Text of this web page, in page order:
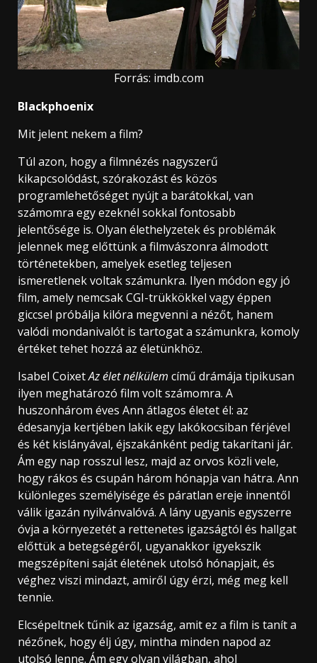
Forrás: imdb.com
Blackphoenix
Mit jelent nekem a film?
Túl azon, hogy a filmnézés nagyszerű
kikapcsolódást, szórakozást és közös
programlehetőséget nyújt a barátokkal, van
számomra egy ezeknél sokkal fontosabb
jelentősége is. Olyan élethelyzetek és problémák
jelennek meg előttünk a filmvászonra álmodott
történetekben, amelyek esetleg teljesen
ismeretlenek voltak számunkra. Ilyen módon egy jó
film, amely nemcsak CGI-trükkökkel vagy éppen
giccsel próbálja kilóra megvenni a nézőt, hanem
valódi mondanivalót is tartogat a számunkra, komoly
értéket tehet hozzá az életünkhöz.
Isabel CoixetAz élet nélkülem című drámája tipikusan
ilyen meghatározó film volt számomra. A
huszonhárom éves Ann átlagos életet él: az
édesanyja kertjében lakik egy lakókocsiban férjével
és két kislányával, éjszakánként pedig takarítani jár.
Ám egy nap rosszul lesz, majd az orvos közli vele,
hogy rákos és csupán három hónapja van hátra. Ann
különleges személyisége és páratlan ereje innentől
válik igazán nyilvánvalóvá. A lány ugyanis egyszerre
óvja a környezetét a rettenetes igazságtól és hallgat
előttük a betegségéről, ugyanakkor igyekszik
megszépíteni saját életének utolsó hónapjait, és
véghez viszi mindazt, amiről úgy érzi, még meg kell
tennie.
Elcsépeltnek tűnik az igazság, amit ez a film is tanít a
nézőnek, hogy élj úgy, mintha minden napod az
utolsó lenne. Ám egy olyan világban, ahol